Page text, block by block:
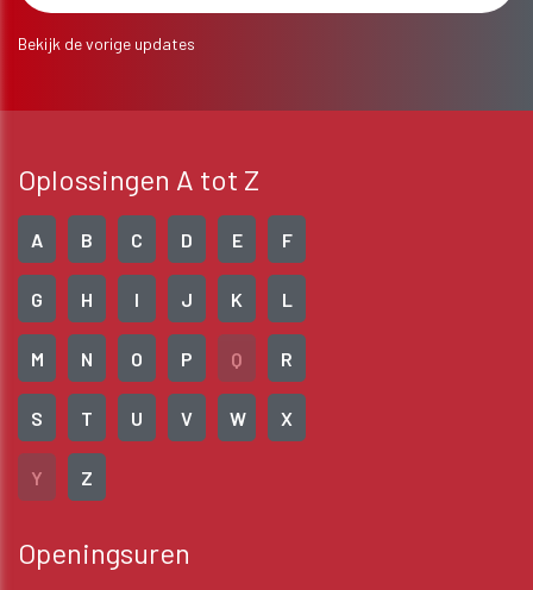
Bekijk de vorige updates
Oplossingen A tot Z
A B C D E F
G H I J K L
M N O P Q R
S T U V W X
Y Z
Openingsuren